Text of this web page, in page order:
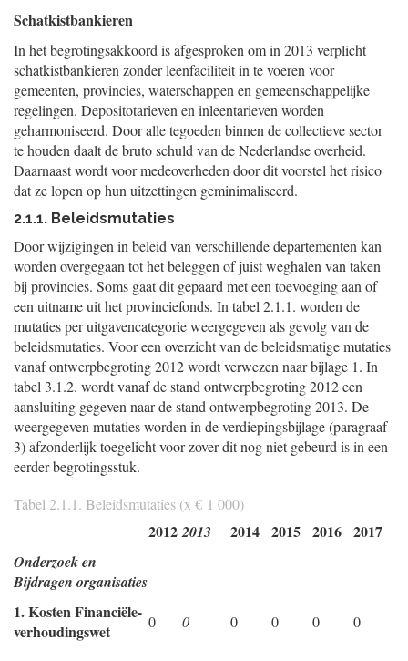
Schatkistbankieren
In het begrotingsakkoord is afgesproken om in 2013 verplicht
schatkistbankieren zonder leenfaciliteit in te voeren voor
gemeenten, provincies, waterschappen en gemeenschappelijke
regelingen. Depositotarieven en inleentarieven worden
geharmoniseerd. Door alle tegoeden binnen de collectieve sector
te houden daalt de bruto schuld van de Nederlandse overheid.
Daarnaast wordt voor medeoverheden door dit voorstel het risico
dat ze lopen op hun uitzettingen geminimaliseerd.
2.1.1. Beleidsmutaties
Door wijzigingen in beleid van verschillende departementen kan
worden overgegaan tot het beleggen of juist weghalen van taken
bij provincies. Soms gaat dit gepaard met een toevoeging aan of
een uitname uit het provinciefonds. In tabel 2.1.1. worden de
mutaties per uitgavencategorie weergegeven als gevolg van de
beleidsmutaties. Voor een overzicht van de beleidsmatige mutaties
vanaf ontwerpbegroting 2012 wordt verwezen naar bijlage 1. In
tabel 3.1.2. wordt vanaf de stand ontwerpbegroting 2012 een
aansluiting gegeven naar de stand ontwerpbegroting 2013. De
weergegeven mutaties worden in de verdiepingsbijlage (paragraaf
3) afzonderlijk toegelicht voor zover dit nog niet gebeurd is in een
eerder begrotingsstuk.
Tabel 2.1.1. Beleidsmutaties (x € 1 000)
2012 2013 2014 2015 2016 2017
Onderzoek en
Bijdragen organisaties
1. Kosten Financiële-
verhoudingswet
0 0 0 0 0 0